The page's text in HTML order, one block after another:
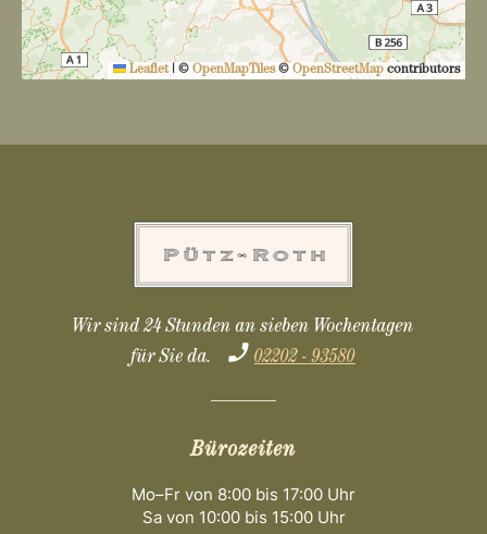
Leaflet | © OpenMapTiles© OpenStreetMap contributors
Wir sind 24 Stunden an sieben Wochentagen
für Sie da.
02202 - 93580
Bürozeiten
Mo–Fr von 8:00 bis 17:00 Uhr
Sa von 10:00 bis 15:00 Uhr